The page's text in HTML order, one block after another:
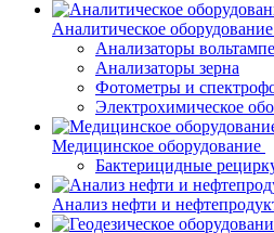
Аналитическое оборудование
Анализаторы
Анализаторы зерна
Фотометры и
Электрохимическое
Медицинское оборудование
Бактерицидные
Анализ нефти и